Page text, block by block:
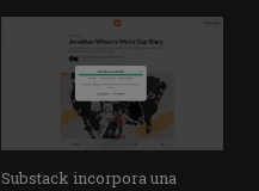
Substack incorpora una